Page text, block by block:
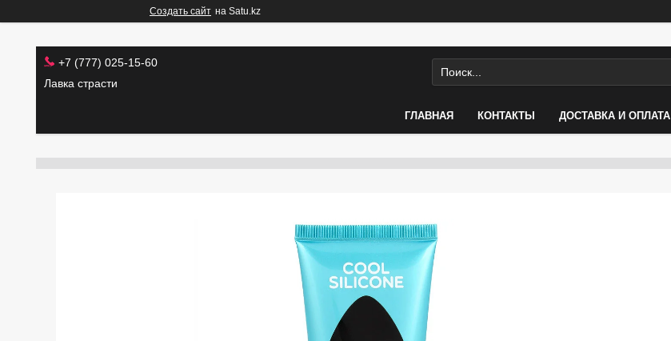
Создать сайт на Satu.kz
+7 (777) 025-15-60
Лавка страсти
ГЛАВНАЯ КОНТАКТЫ ДОСТАВКА И ОПЛАТА